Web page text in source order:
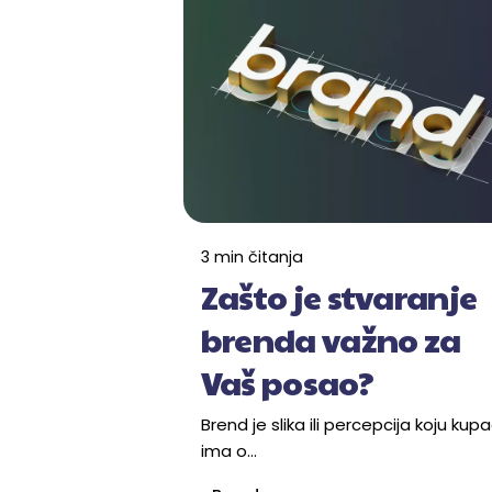
3 min čitanja
Zašto je stvaranje
brenda važno za
Vaš posao?
Brend je slika ili percepcija koju
ima o...